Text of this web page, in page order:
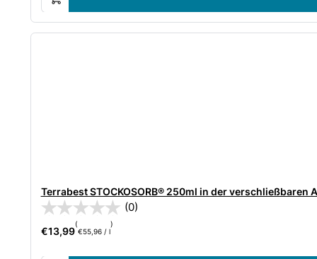
Terrabest STOCKOSORB® 250ml in der verschließbaren
(0)
€13,99
(
€55,96/ l
)